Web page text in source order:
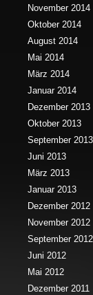
November 2014
Oktober 2014
August 2014
Mai 2014
März 2014
Januar 2014
Dezember 2013
Oktober 2013
September 2013
Juni 2013
März 2013
Januar 2013
Dezember 2012
November 2012
September 2012
Juni 2012
Mai 2012
Dezember 2011